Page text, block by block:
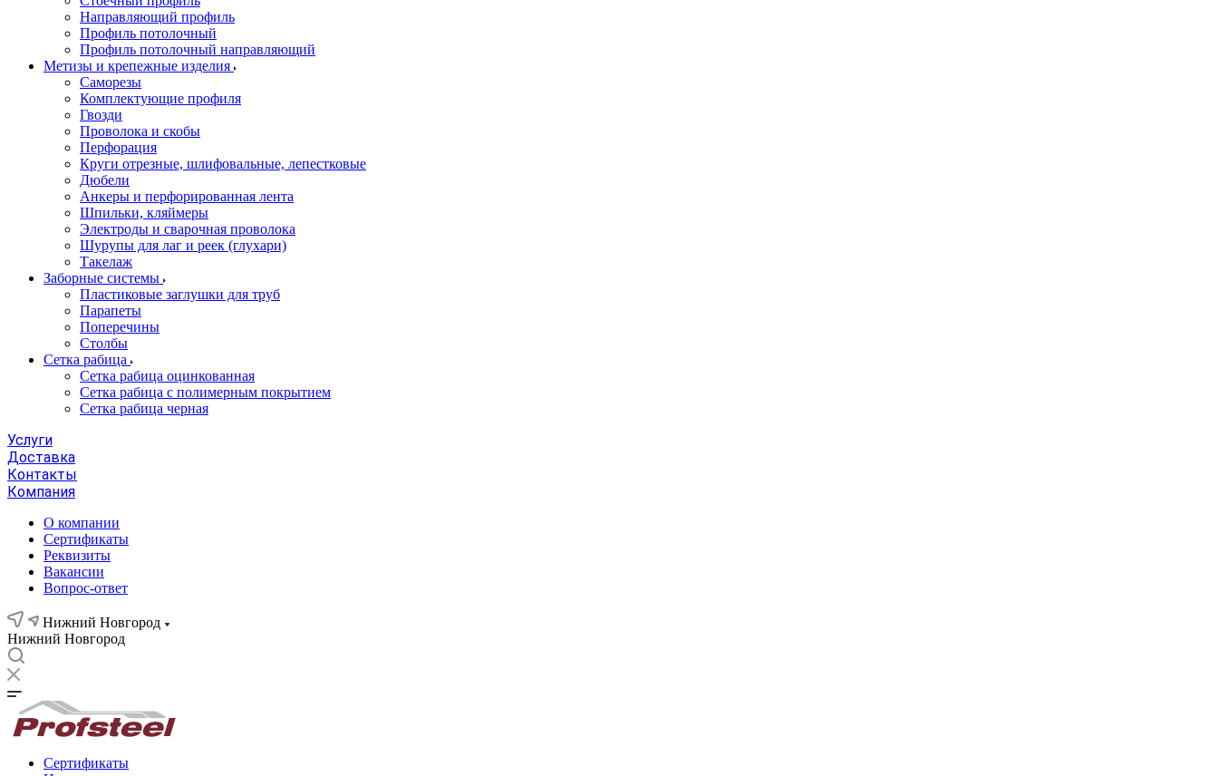
Направляющий профиль
Профиль потолочный
Профиль потолочный направляющий
Метизы и крепежные изделия
Саморезы
Комплектующие профиля
Гвозди
Проволока и скобы
Перфорация
Круги отрезные, шлифовальные, лепестковые
Дюбели
Анкеры и перфорированная лента
Шпильки, кляймеры
Электроды и сварочная проволока
Шурупы для лаг и реек (глухари)
Такелаж
Заборные системы
Пластиковые заглушки для труб
Парапеты
Поперечины
Столбы
Сетка рабица
Сетка рабица оцинкованная
Сетка рабица с полимерным покрытием
Сетка рабица черная
Услуги
Доставка
Контакты
Компания
О компании
Сертификаты
Реквизиты
Вакансии
Вопрос-ответ
Нижний Новгород
Нижний Новгород
Сертификаты